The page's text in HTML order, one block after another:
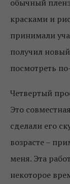
обычный
красками и
принимали
получил
посмотреть
Четвертый
Это
сделали его
возрасте –
меня. Эта
некоторое